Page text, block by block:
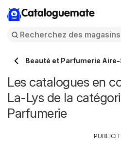
Cataloguemate
Beauté et Parfumerie
Les catalogues en
La-Lys de la
Parfumerie